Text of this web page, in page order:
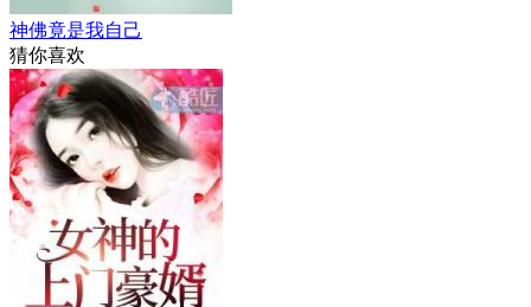
神佛竟是我自己
猜你喜欢